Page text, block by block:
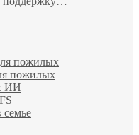
пожилых
пожилых
ИИ